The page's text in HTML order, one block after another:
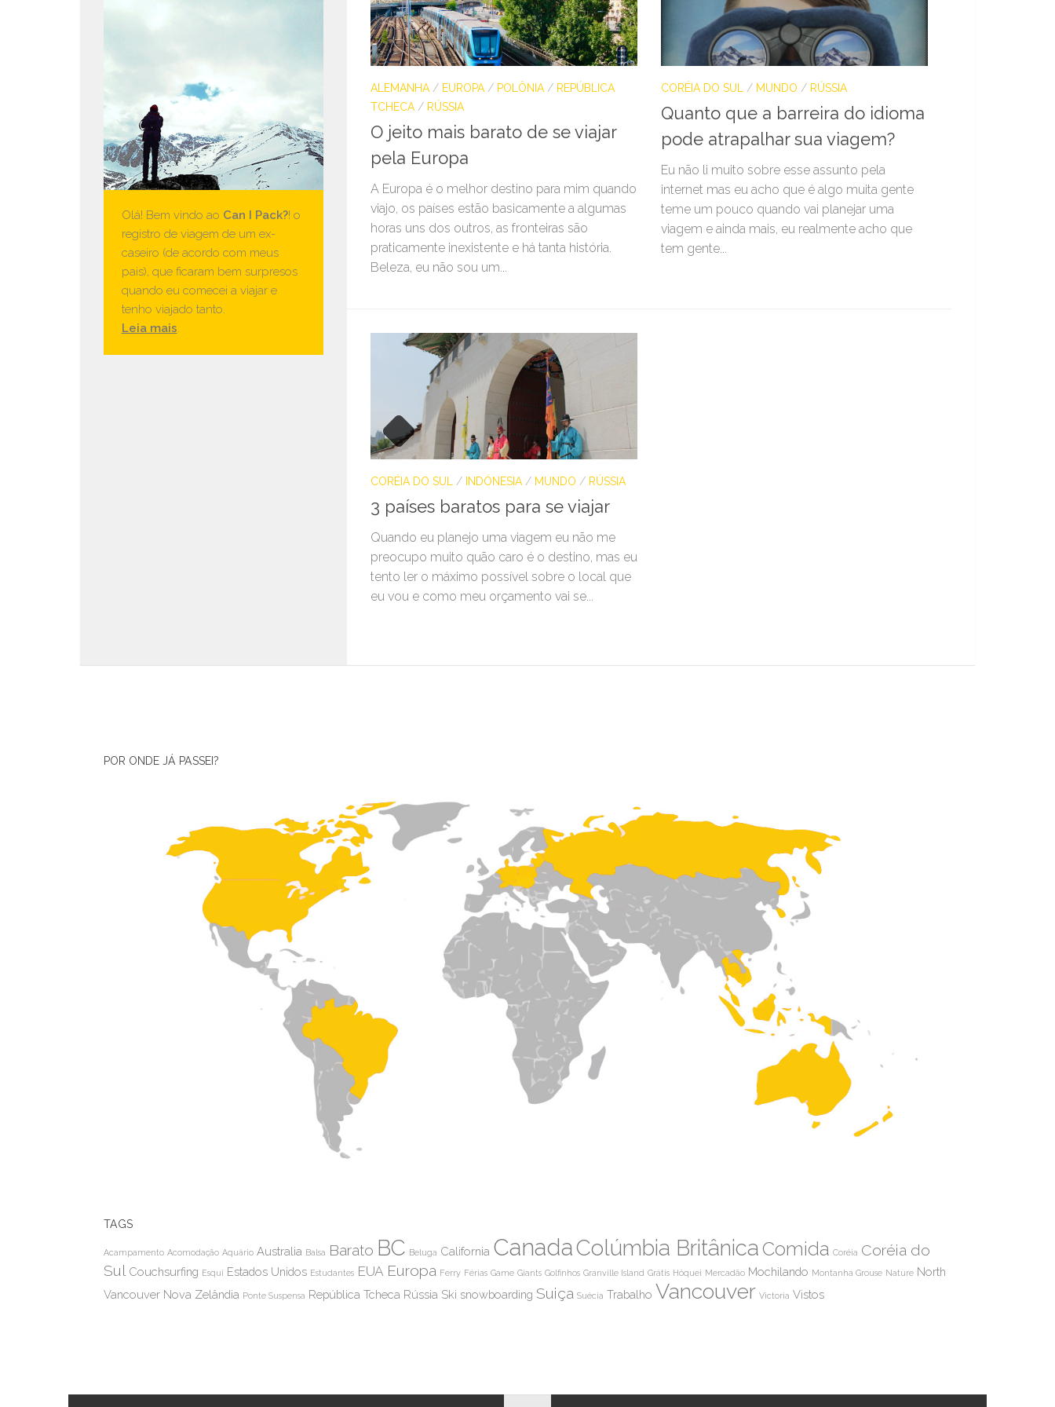
ALEMANHA / EUROPA / POLÔNIA / REPÚBLICA
TCHECA / RÚSSIA
O jeito mais barato de se viajar
pela Europa
A Europa é o melhor destino para mim quando
viajo, os países estão basicamente a algumas
horas uns dos outros, as fronteiras são
praticamente inexistente e há tanta história.
Beleza, eu não sou um...
CORÉIA DO SUL / MUNDO / RÚSSIA
Quanto que a barreira do idioma
pode atrapalhar sua viagem?
Eu não li muito sobre esse assunto pela
internet mas eu acho que é algo muita gente
teme um pouco quando vai planejar uma
viagem e ainda mais, eu realmente acho que
tem gente...
CORÉIA DO SUL / INDÓNESIA / MUNDO / RÚSSIA
3 países baratos para se viajar
Quando eu planejo uma viagem eu não me
preocupo muito quão caro é o destino, mas eu
tento ler o máximo possível sobre o local que
eu vou e como meu orçamento vai se...
Olá! Bem vindo ao Can I Pack?! o
registro de viagem de um ex-
caseiro (de acordo com meus
pais), que ficaram bem surpresos
quando eu comecei a viajar e
tenho viajado tanto.
Leia mais.
POR ONDE JÁ PASSEI?
TAGS
Acampamento Acomodação Aquário Australia Balsa Barato BC Beluga California CanadaColúmbia Britânica Comida Coréia Coréia do
Sul Couchsurfing Esqui Estados Unidos Estudantes EUA Europa Ferry Férias Game Giants Golfinhos Granville Island Grátis Hóquei Mercadão Mochilando Montanha Grouse Nature North
Vancouver Nova Zelândia Ponte Suspensa República Tcheca Rússia Ski snowboarding Suiça Suécia Trabalho Vancouver Victoria Vistos